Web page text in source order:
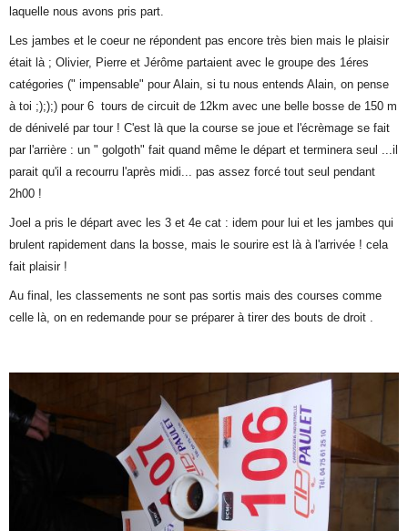
laquelle nous avons pris part.
Les jambes et le coeur ne répondent pas encore très bien mais le plaisir
était là ; Olivier, Pierre et Jérôme partaient avec le groupe des 1éres
catégories (" impensable" pour Alain, si tu nous entends Alain, on pense
à toi ;););) pour 6 tours de circuit de 12km avec une belle bosse de 150 m
de dénivelé par tour ! C'est là que la course se joue et l'écrèmage se fait
par l'arrière : un " golgoth" fait quand même le départ et terminera seul ...il
parait qu'il a recourru l'après midi... pas assez forcé tout seul pendant
2h00 !
Joel a pris le départ avec les 3 et 4e cat : idem pour lui et les jambes qui
brulent rapidement dans la bosse, mais le sourire est là à l'arrivée ! cela
fait plaisir !
Au final, les classements ne sont pas sortis mais des courses comme
celle là, on en redemande pour se préparer à tirer des bouts de droit .